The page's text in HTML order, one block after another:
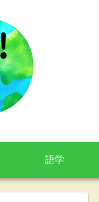
語学